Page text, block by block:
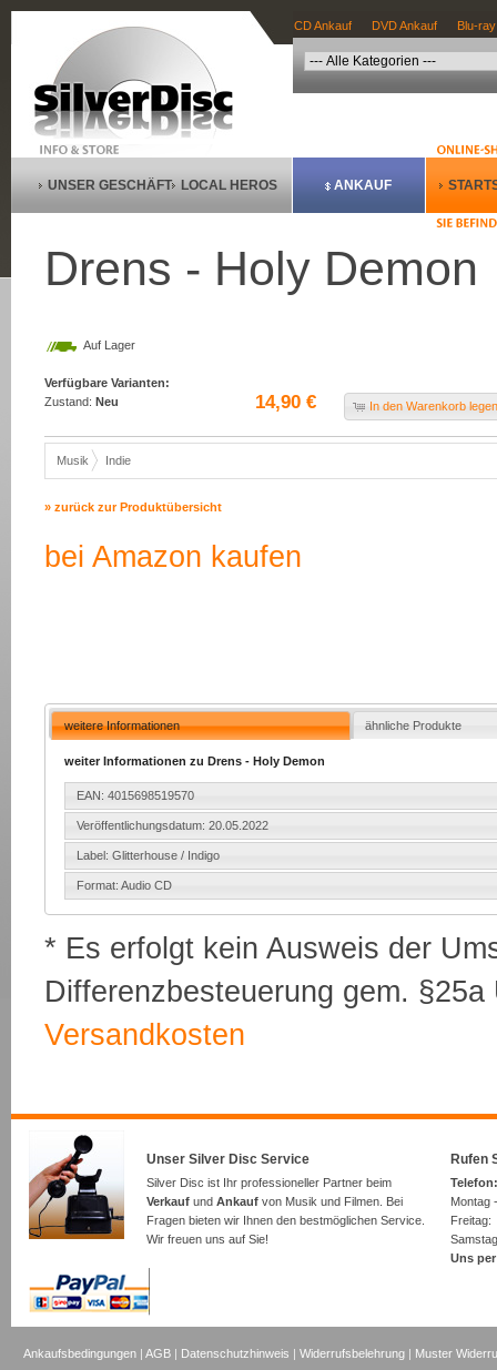
CD Ankauf DVD Ankauf Blu-
UNSER GESCHÄFT LOCAL HEROS ANKAUF
Drens - Holy Demon
Auf Lager
Verfügbare Varianten:
Zustand: Neu 14,90 € In den Warenkorb
Musik Indie
» zurück zur Produktübersicht
bei Amazon kaufen
weitere Informationen ähnliche Produkte
weiter Informationen zu Drens - Holy Demon
EAN: 4015698519570
Veröffentlichungsdatum: 20.05.2022
Label: Glitterhouse / Indigo
Format: Audio CD
* Es erfolgt kein Ausweis der
Differenzbesteuerung gem.
Versandkosten
Unser Silver Disc Service
Silver Disc ist Ihr professioneller Partner beim
Verkauf und Ankauf von Musik und Filmen. Bei
Fragen bieten wir Ihnen den bestmöglichen Service.
Wir freuen uns auf Sie!
Rufen
Montag
Uns
Ankaufsbedingungen |AGB | Datenschutzhinweis |Widerrufsbelehrung | Muster